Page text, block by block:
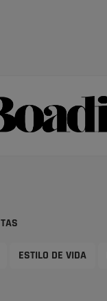
ESTILO DE VIDA